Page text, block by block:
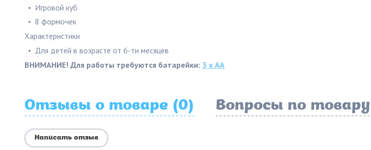
Игровой куб
8 формочек
Характеристики
Для детей в возрасте от 6-ти месяцев
ВНИМАНИЕ! Для работы требуются батарейки: 3 х АА
Отзывы о товаре (0) Вопросы по
Написать отзыв